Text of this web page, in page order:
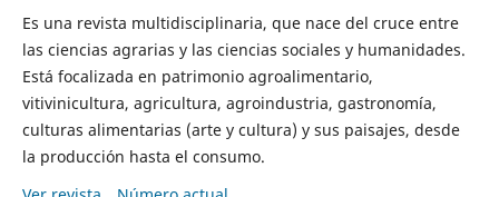
Es una revista multidisciplinaria, que nace del cruce entre
las ciencias agrarias y las ciencias sociales y humanidades.
Está focalizada en patrimonio agroalimentario,
vitivinicultura, agricultura, agroindustria, gastronomía,
culturas alimentarias (arte y cultura) y sus paisajes, desde
la producción hasta el consumo.